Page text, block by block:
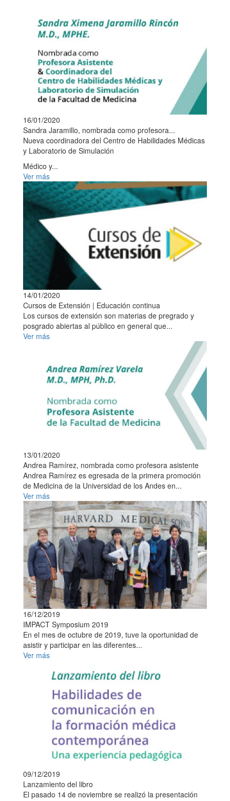
16/01/2020
Sandra Jaramillo, nombrada como profesora...
Nueva coordinadora del Centro de Habilidades Médicas
y Laboratorio de Simulación
Médico y...
Ver más
14/01/2020
Cursos de Extensión | Educación continua
Los cursos de extensión son materias de pregrado y
posgrado abiertas al público en general que...
Ver más
13/01/2020
Andrea Ramírez, nombrada como profesora asistente
Andrea Ramírez es egresada de la primera promoción
de Medicina de la Universidad de los Andes en...
Ver más
16/12/2019
IMPACT Symposium 2019
En el mes de octubre de 2019, tuve la oportunidad de
asistir y participar en las diferentes...
Ver más
09/12/2019
Lanzamiento del libro
El pasado 14 de noviembre se realizó la presentación